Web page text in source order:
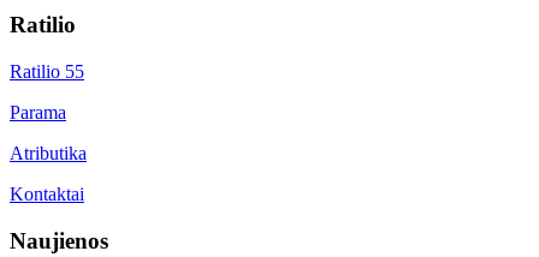
Ratilio
Ratilio 55
Parama
Atributika
Kontaktai
Naujienos